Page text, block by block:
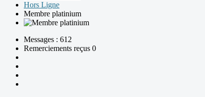
Hors Ligne
Membre platinium
Messages : 612
Remerciements reçus 0